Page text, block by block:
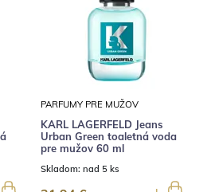
PARFUMY PRE MUŽOV
KARL LAGERFELD Jeans
Urban Green toaletná voda
pre mužov 60 ml
Skladom: nad 5 ks